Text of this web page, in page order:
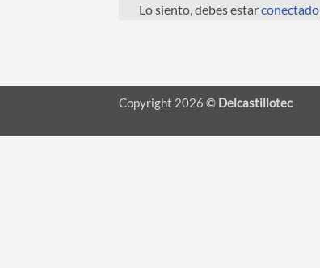
Lo siento, debes estarconectado
Copyright 2026 © Delcastillotec